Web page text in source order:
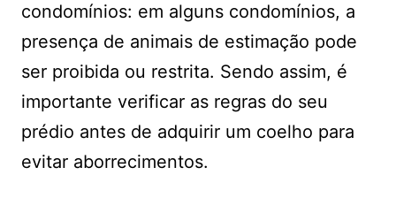
condomínios: em alguns condomínios, a
presença de animais de estimação pode
ser proibida ou restrita. Sendo assim, é
importante verificar as regras do seu
prédio antes de adquirir um coelho para
evitar aborrecimentos.